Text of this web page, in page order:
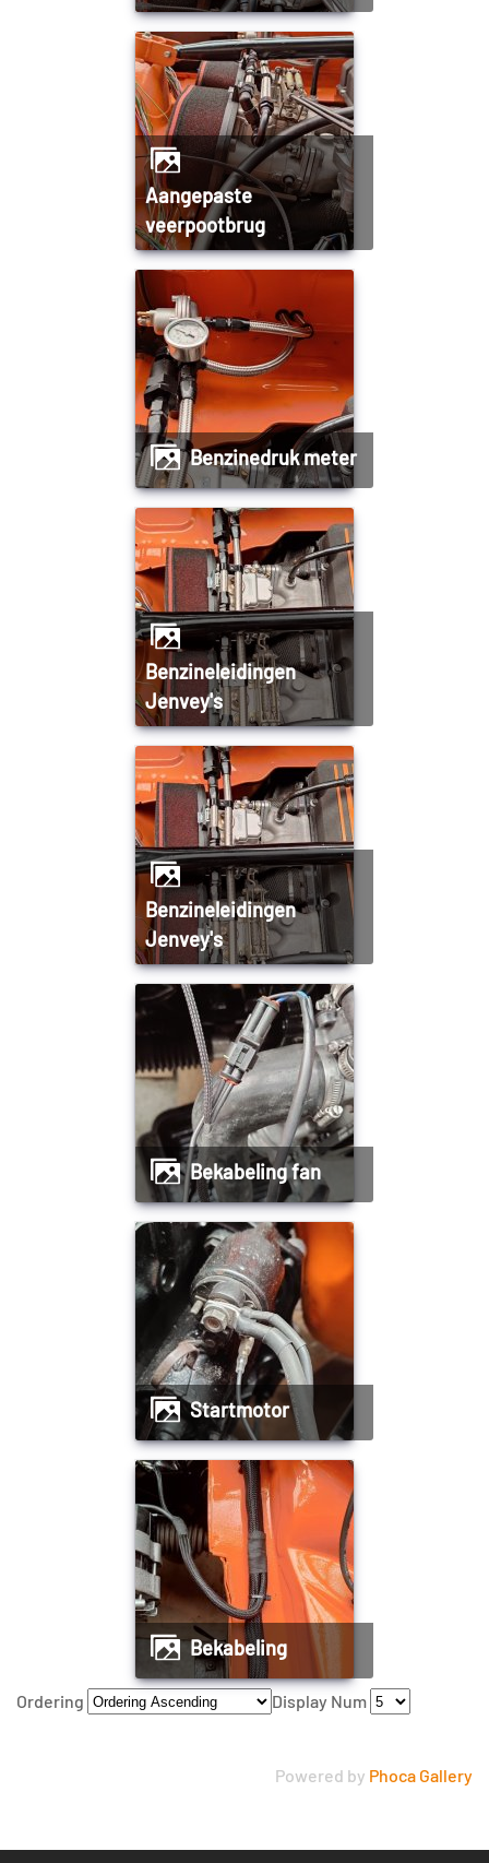
Aangepaste
veerpootbrug
Benzinedruk meter
Benzineleidingen
Jenvey's
Benzineleidingen
Jenvey's
Bekabeling fan
Startmotor
Bekabeling
Ordering Display Num
Powered by Phoca Gallery